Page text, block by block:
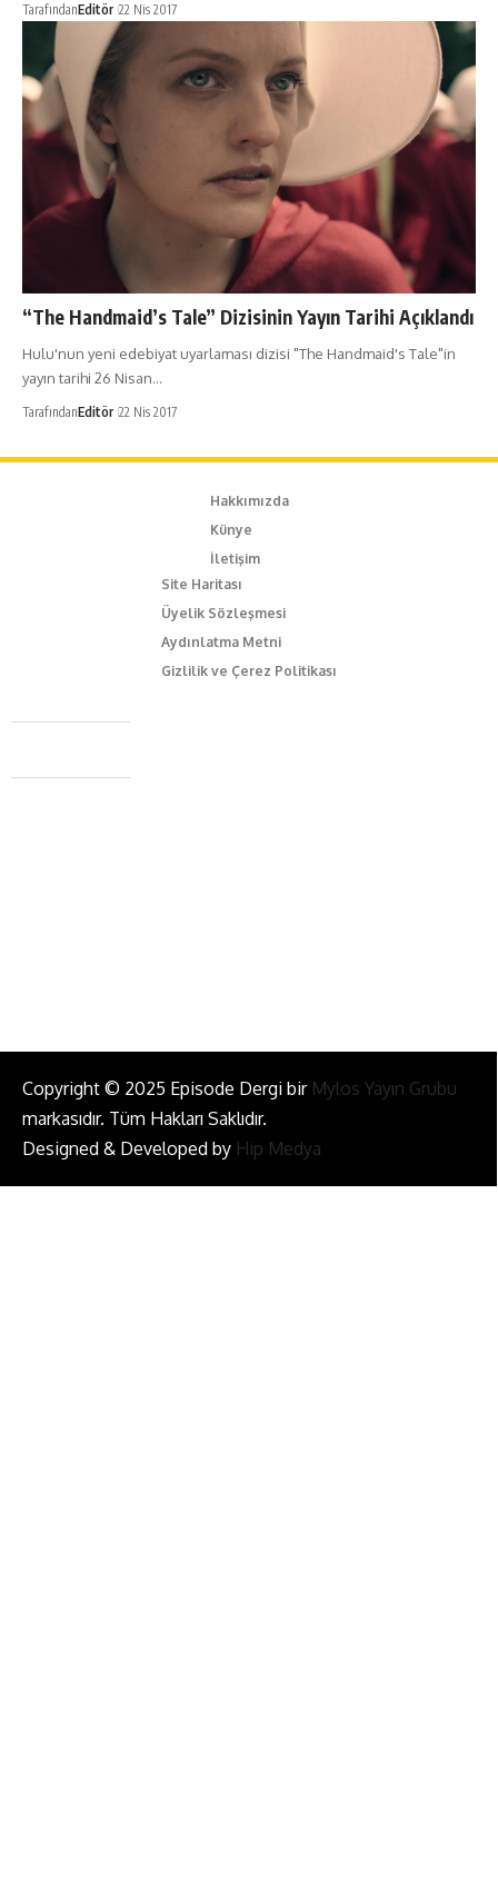
TarafındanEditör 22 Nis 2017
“The Handmaid’s Tale” Dizisinin Yayın Tarihi Açıklandı
Hulu'nun yeni edebiyat uyarlaması dizisi "The Handmaid's Tale"in
yayın tarihi 26 Nisan…
TarafındanEditör 22 Nis 2017
Hakkımızda
Künye
İletişim
Site Haritası
Üyelik Sözleşmesi
Aydınlatma Metni
Gizlilik ve Çerez Politikası
Caferağa Mah. Dr. Şakir Paşa Sok. No3/A Kadıköy İstanbul
+90 543 345 46 00
Copyright © 2025 Episode Dergi bir Mylos Yayın Grubu
markasıdır. Tüm Hakları Saklıdır.
Designed & Developed by Hip Medya